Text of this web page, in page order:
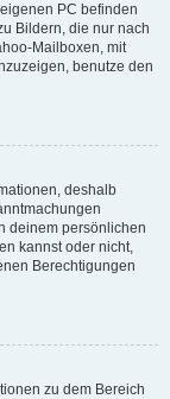
PC befinden
Bildern, die nur nach
Mailboxen, mit
benutze den
deshalb
deinem persönlichen
kannst oder nicht,
Berechtigungen
zu dem Bereich